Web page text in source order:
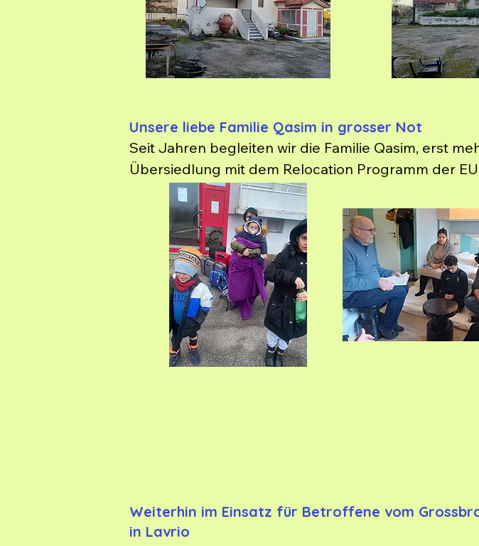
Unsere liebe Familie Qasim in grosser Not
Seit Jahren begleiten wir die Familie Qasim, erst
Übersiedlung mit dem Relocation Programm der
erlebt und ihre Hoffnung auf Stabilität in
erschüttert. Ende Januar wurde die Familie ohne
gestellt. Wir haben umgehend reagiert und die
untergebracht. Dank einem Artikel in der lokalen
haben sich viele Menschen gemeldet und wurden
und die Familie konnte in eine möblierte Wohnung
und helfen wo wir können.
Weiterhin im Einsatz für Betroffene vom
in Lavrio